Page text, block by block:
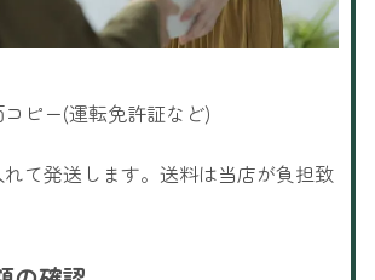
コピー(運転免許証など)
て発送します。送料は当店が負担致